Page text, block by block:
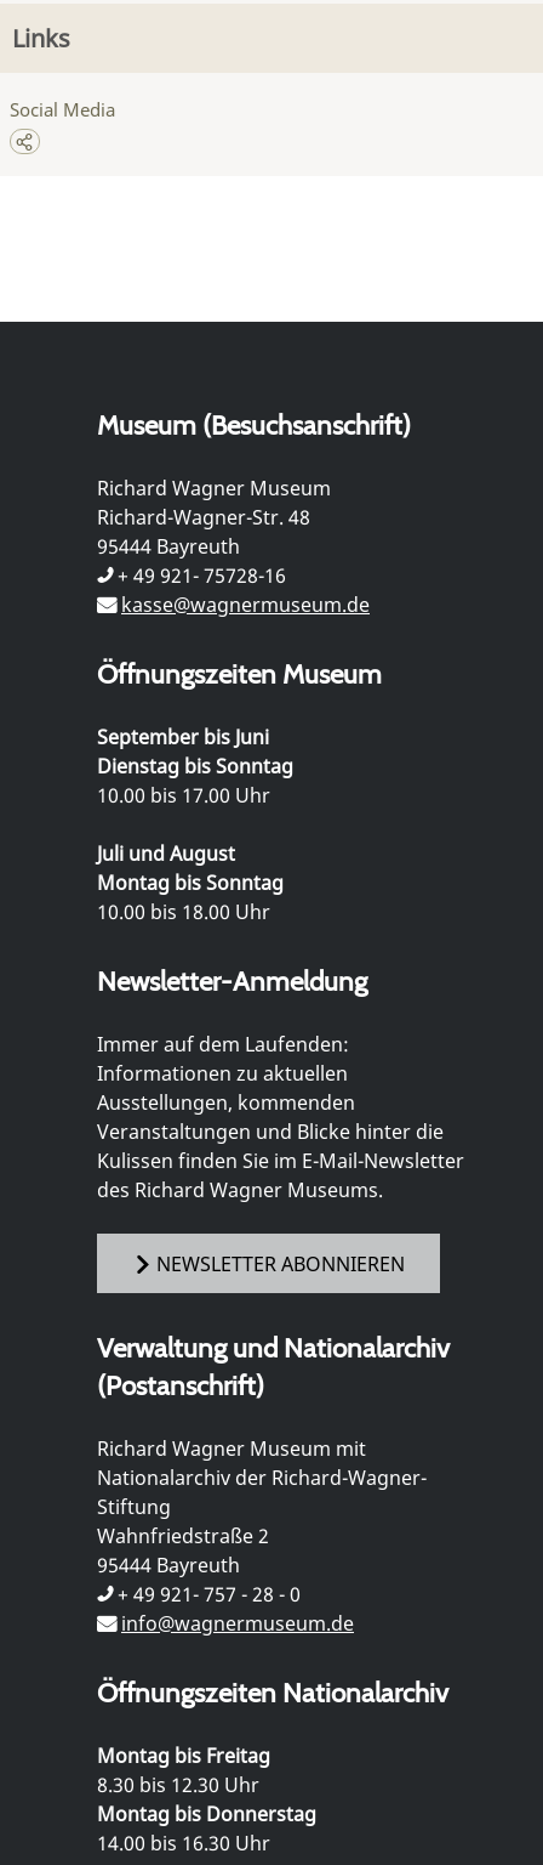
Links
Social Media
Museum (Besuchsanschrift)
Richard Wagner Museum
Richard-Wagner-Str. 48
95444 Bayreuth
+ 49 921- 75728-16
kasse@wagnermuseum.de
Öffnungszeiten Museum
September bis Juni
Dienstag bis Sonntag
10.00 bis 17.00 Uhr
Juli und August
Montag bis Sonntag
10.00 bis 18.00 Uhr
Newsletter-Anmeldung
Immer auf dem Laufenden:
Informationen zu aktuellen
Ausstellungen, kommenden
Veranstaltungen und Blicke hinter die
Kulissen finden Sie im E-Mail-Newsletter
des Richard Wagner Museums.
NEWSLETTER ABONNIEREN
Verwaltung und Nationalarchiv
(Postanschrift)
Richard Wagner Museum mit
Nationalarchiv der Richard-Wagner-
Stiftung
Wahnfriedstraße 2
95444 Bayreuth
+ 49 921- 757 - 28 - 0
info@wagnermuseum.de
Öffnungszeiten Nationalarchiv
Montag bis Freitag
8.30 bis 12.30 Uhr
Montag bis Donnerstag
14.00 bis 16.30 Uhr